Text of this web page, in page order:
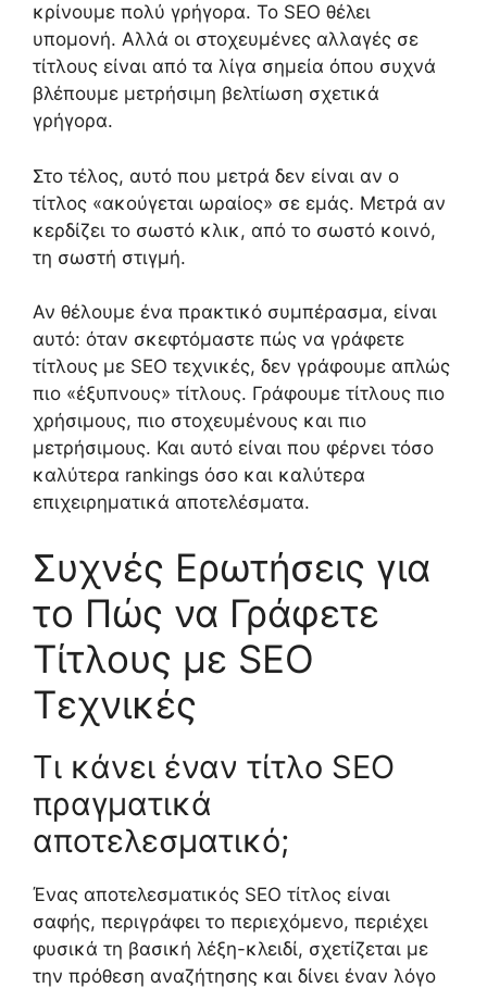
κρίνουμε πολύ γρήγορα. Το SEO θέλει
υπομονή. Αλλά οι στοχευμένες αλλαγές σε
τίτλους είναι από τα λίγα σημεία όπου συχνά
βλέπουμε μετρήσιμη βελτίωση σχετικά
γρήγορα.
Στο τέλος, αυτό που μετρά δεν είναι αν ο
τίτλος «ακούγεται ωραίος» σε εμάς. Μετρά αν
κερδίζει το σωστό κλικ, από το σωστό κοινό,
τη σωστή στιγμή.
Αν θέλουμε ένα πρακτικό συμπέρασμα, είναι
αυτό: όταν σκεφτόμαστε πώς να γράφετε
τίτλους με SEO τεχνικές, δεν γράφουμε απλώς
πιο «έξυπνους» τίτλους. Γράφουμε τίτλους πιο
χρήσιμους, πιο στοχευμένους και πιο
μετρήσιμους. Και αυτό είναι που φέρνει τόσο
καλύτερα rankings όσο και καλύτερα
επιχειρηματικά αποτελέσματα.
Συχνές Ερωτήσεις για
το Πώς να Γράφετε
Τίτλους με SEO
Τεχνικές
Τι κάνει έναν τίτλο SEO
πραγματικά
αποτελεσματικό;
Ένας αποτελεσματικός SEO τίτλος είναι
σαφής, περιγράφει το περιεχόμενο, περιέχει
φυσικά τη βασική λέξη-κλειδί, σχετίζεται με
την πρόθεση αναζήτησης και δίνει έναν λόγο